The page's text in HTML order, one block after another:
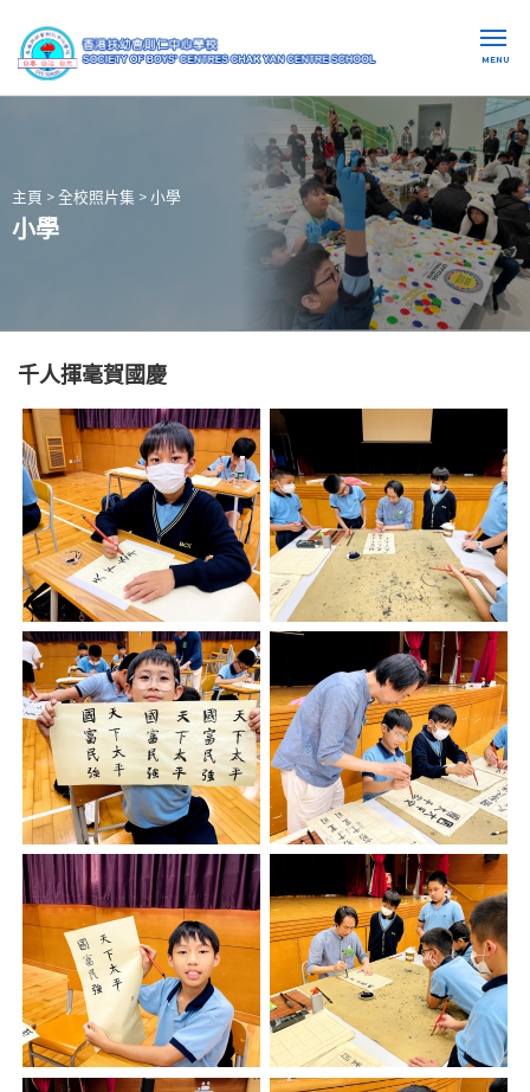
MENU
主頁 > 全校照片集 > 小學
小學
千人揮毫賀國慶